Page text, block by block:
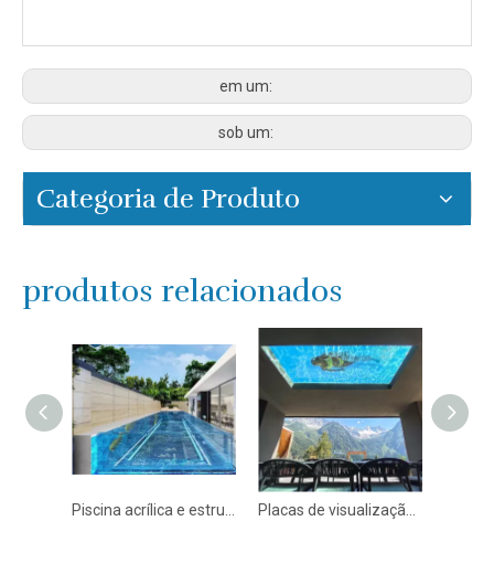
em um:
sob um:
Categoria de Produto
produtos relacionados